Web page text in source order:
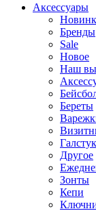
Аксессуары
Бренды
Sale
Новое
Наш
Береты
Другое
Зонты
Кепи